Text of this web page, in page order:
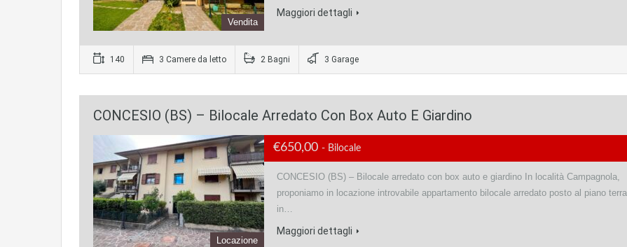
Vendita
Maggiori dettagli
140 3 Camere da letto 2 Bagni 3 Garage
CONCESIO (BS) – Bilocale Arredato Con Box Auto E Giardino
Locazione
€650,00 - Bilocale
CONCESIO (BS) – Bilocale arredato con box auto e giardino In località Campagnola,
proponiamo in locazione introvabile appartamento bilocale arredato posto al piano terra,
in…
Maggiori dettagli